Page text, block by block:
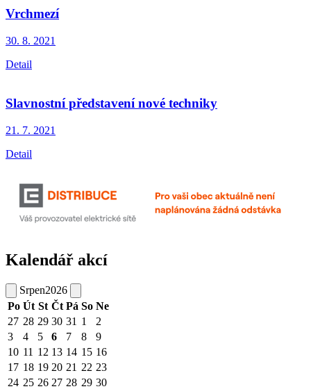
Vrchmezí
30. 8. 2021
Detail
Slavnostní představení nové techniky
21. 7. 2021
Detail
Kalendář akcí
Srpen2026
Po Út St Čt Pá So Ne
27 28 29 30 31 1
2
3
4 5 6 7 8
9
10 11 12 13 14 15 16
17 18 19 20 21 22 23
24 25 26 27 28 29 30